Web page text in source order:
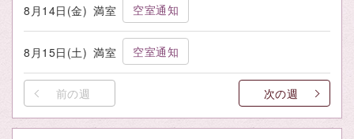
8月14日(金) 満室 空室通知
8月15日(土) 満室 空室通知
前の週 次の週